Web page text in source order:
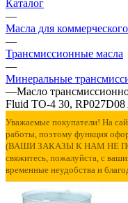
Каталог
—
Масла для
—
Трансмиссионные масла
—
Минеральные
—Масло
Fluid TO-4 30,
Уважаемые покупатели! На
работы, поэтому функция
(ВАШИ ЗАКАЗЫ К НАМ НЕ
свяжитесь, пожалуйста, с
временные неудобства и